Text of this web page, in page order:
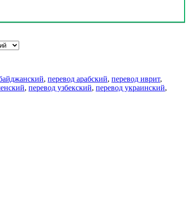
, перевод арабский, перевод иврит,
, перевод узбекский, перевод украинский,